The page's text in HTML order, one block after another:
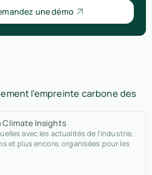
une démo
l'empreinte carbone des
Climate Insights
avec les actualités de l'industrie,
et plus encore, organisées pour les